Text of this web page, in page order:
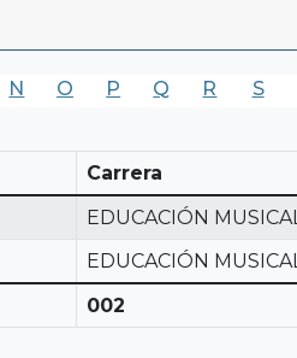
N O P Q R S
Carrera
EDUCACIÓN MUSICAL
EDUCACIÓN MUSICAL
002